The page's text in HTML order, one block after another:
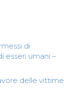
di
esseri umani –
delle vittime